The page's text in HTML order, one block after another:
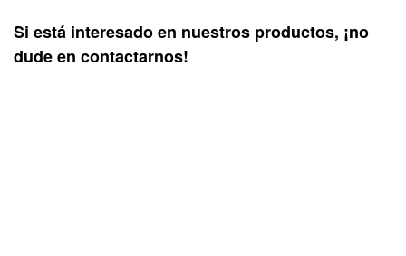
Si está interesado en nuestros productos, ¡no
dude en contactarnos!